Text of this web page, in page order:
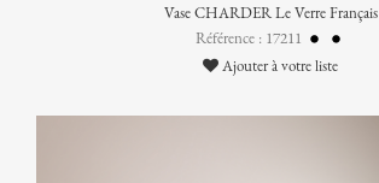
Vase CHARDER Le Verre Français
Référence : 17211
Ajouter à votre liste